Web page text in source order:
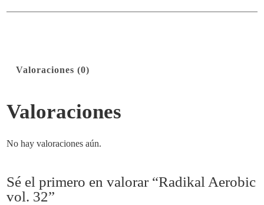
cantidad
Valoraciones (0)
Valoraciones
No hay valoraciones aún.
Sé el primero en valorar “Radikal Aerobic
vol. 32”